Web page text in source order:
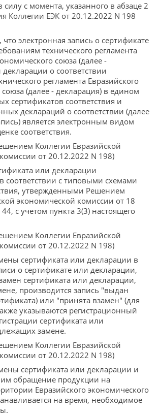
силу с момента, указанного в абзаце 2
Коллегии ЕЭК от 20.12.2022 N 198
что электронная запись о сертификате
технического регламента
союза (далее -
о соответствии
регламента Евразийского
(далее - декларация) в едином
сертификатов соответствия и
деклараций о соответствии (далее
является электронным видом
соответствия.
Коллегии Евразийской
от 20.12.2022 N 198)
или декларации
соответствии с типовыми схемами
утвержденными Решением
экономической комиссии от 18
с учетом пункта 3(3) настоящего
Коллегии Евразийской
от 20.12.2022 N 198)
сертификата или декларации в
о сертификате или декларации,
сертификата или декларации,
производится запись "выдан
или "принята взамен" (для
указываются регистрационный
сертификата или
замене.
Коллегии Евразийской
от 20.12.2022 N 198)
сертификата или декларации и
обращение продукции на
Евразийского экономического
на время, необходимое